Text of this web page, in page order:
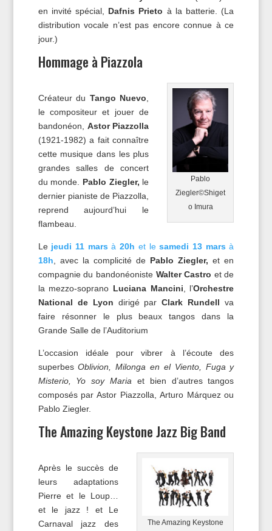
en invité spécial, Dafnis Prieto à la batterie. (La
distribution vocale n’est pas encore connue à ce
jour.)
Hommage à Piazzola
Pablo
Ziegler©Shiget
o Imura
Créateur du Tango Nuevo
le compositeur et jouer de
bandonéon, Astor Piazzolla
(1921-1982) a fait connaître
cette musique dans les plus
grandes salles de concert
du monde. Pablo Ziegler, le
dernier pianiste de Piazzolla,
reprend aujourd’hui le
flambeau.
Le jeudi 11 mars à20h et lesamedi 13 mars à
18h , avec la complicité de Pablo Ziegler, et en
compagnie du bandonéoniste Walter Castro et de
la mezzo-soprano Luciana Mancini , l’Orchestre
National de Lyon dirigé parClark Rundell va
faire résonner le plus beaux tangos dans la
Grande Salle de l’Auditorium
L’occasion idéale pour vibrer à l’écoute des
superbesOblivion, Milonga en el Viento, Fuga y
Misterio, Yo soy Maria et bien d’autres tangos
composés par Astor Piazzolla, Arturo Márquez ou
Pablo Ziegler.
The Amazing Keystone Jazz Big Band
The Amazing Keystone
Après le succès de
leurs adaptations
Pierre et le Loup…
et le jazz ! et Le
Carnaval jazz des